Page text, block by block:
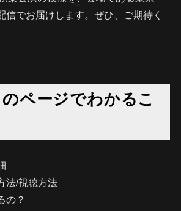
信でお届けします。ぜひ、ご期待く
ページでわかるこ
法/視聴方法
の？